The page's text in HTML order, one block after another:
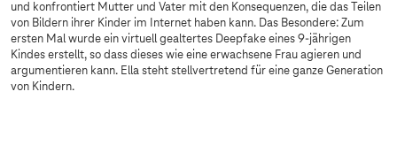
und konfrontiert Mutter und Vater mit den Konsequenzen, die das Teilen
von Bildern ihrer Kinder im Internet haben kann. Das Besondere: Zum
ersten Mal wurde ein virtuell gealtertes Deepfake eines 9-jährigen
Kindes erstellt, so dass dieses wie eine erwachsene Frau agieren und
argumentieren kann. Ella steht stellvertretend für eine ganze Generation
von Kindern.